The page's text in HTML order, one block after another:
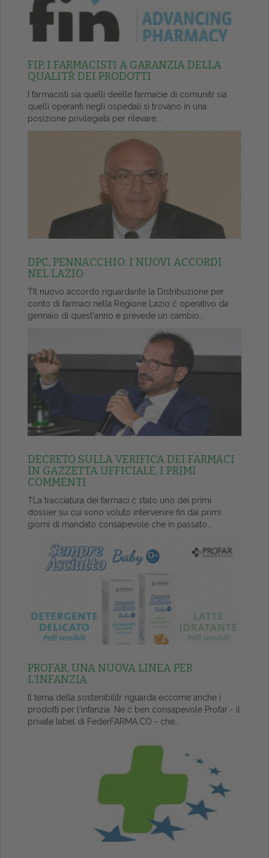
FIP, I FARMACISTI A GARANZIA DELLA
QUALITŔ DEI PRODOTTI
I farmacisti sia quelli deelle farmacie di comunitŕ sia
quelli operanti negli ospedali si trovano in una
posizione privilegiata per rilevare...
DPC, PENNACCHIO: I NUOVI ACCORDI
NEL LAZIO
ŤIl nuovo accordo riguardante la Distribuzione per
conto di farmaci nella Regione Lazio č operativo da
gennaio di quest'anno e prevede un cambio...
DECRETO SULLA VERIFICA DEI FARMACI
IN GAZZETTA UFFICIALE, I PRIMI
COMMENTI
ŤLa tracciatura dei farmaci č stato uno dei primi
dossier su cui sono voluto intervenire fin dai primi
giorni di mandato consapevole che in passato...
PROFAR, UNA NUOVA LINEA PER
L’INFANZIA
Il tema della sostenibilitŕ riguarda eccome anche i
prodotti per l'infanzia. Ne č ben consapevole Profar - il
private label di FederFARMA.CO - che...